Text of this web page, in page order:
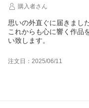
購入者さん
思いの外直ぐに届きまし
これからも心に響く作品
い致します。
注文日：2025/06/11